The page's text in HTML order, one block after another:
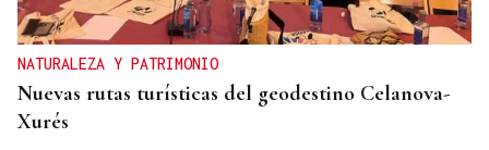
NATURALEZA Y PATRIMONIO
Nuevas rutas turísticas del geodestino Celanova-
Xurés